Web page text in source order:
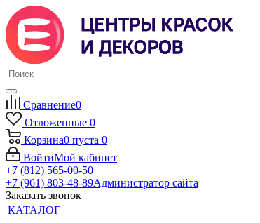
Сравнение0
Отложенные 0
Корзина0 пуста 0
ВойтиМой кабинет
+7 (812) 565-00-50
+7 (961) 803-48-89Администратор сайта
Заказать звонок
КАТАЛОГ